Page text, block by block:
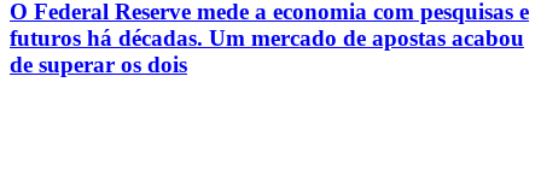
O Federal Reserve mede a economia com pesquisas e
futuros há décadas. Um mercado de apostas acabou
de superar os dois